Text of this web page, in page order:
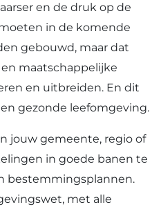
en de druk op de
in de komende
gebouwd, maar dat
maatschappelijke
en uitbreiden. En dit
gezonde leefomgeving.
jouw gemeente, regio of
in goede banen te
bestemmingsplannen.
met alle